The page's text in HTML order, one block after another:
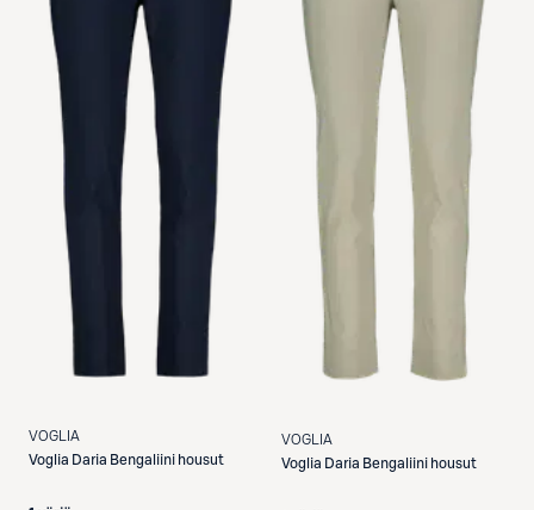
VOGLIA
Voglia Daria Bengaliini housut
VOGLIA
Voglia Daria Bengaliini housut